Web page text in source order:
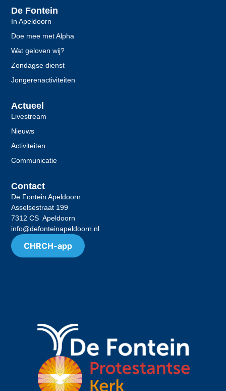
De Fontein
In Apeldoorn
Doe mee met Alpha
Wat geloven wij?
Zondagse dienst
Jongerenactiviteiten
Actueel
Livestream
Nieuws
Activiteiten
Communicatie
Contact
De Fontein Apeldoorn
Asselsestraat 199
7312 CS Apeldoorn
info@defonteinapeldoorn.nl
CHRCH-app